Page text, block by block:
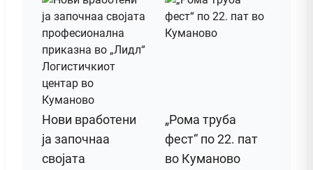
Нови вработени
ја започнаа
својата
„Рома труба
фест“ по 22. пат
во Куманово